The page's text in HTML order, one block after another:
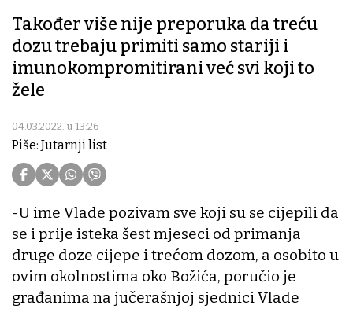
Također više nije preporuka da treću
dozu trebaju primiti samo stariji i
imunokompromitirani već svi koji to
žele
04.03.2022. u 13:26
Piše: Jutarnji list
-U ime Vlade pozivam sve koji su se cijepili da
se i prije isteka šest mjeseci od primanja
druge doze cijepe i trećom dozom, a osobito u
ovim okolnostima oko Božića, poručio je
građanima na jučerašnjoj sjednici Vlade